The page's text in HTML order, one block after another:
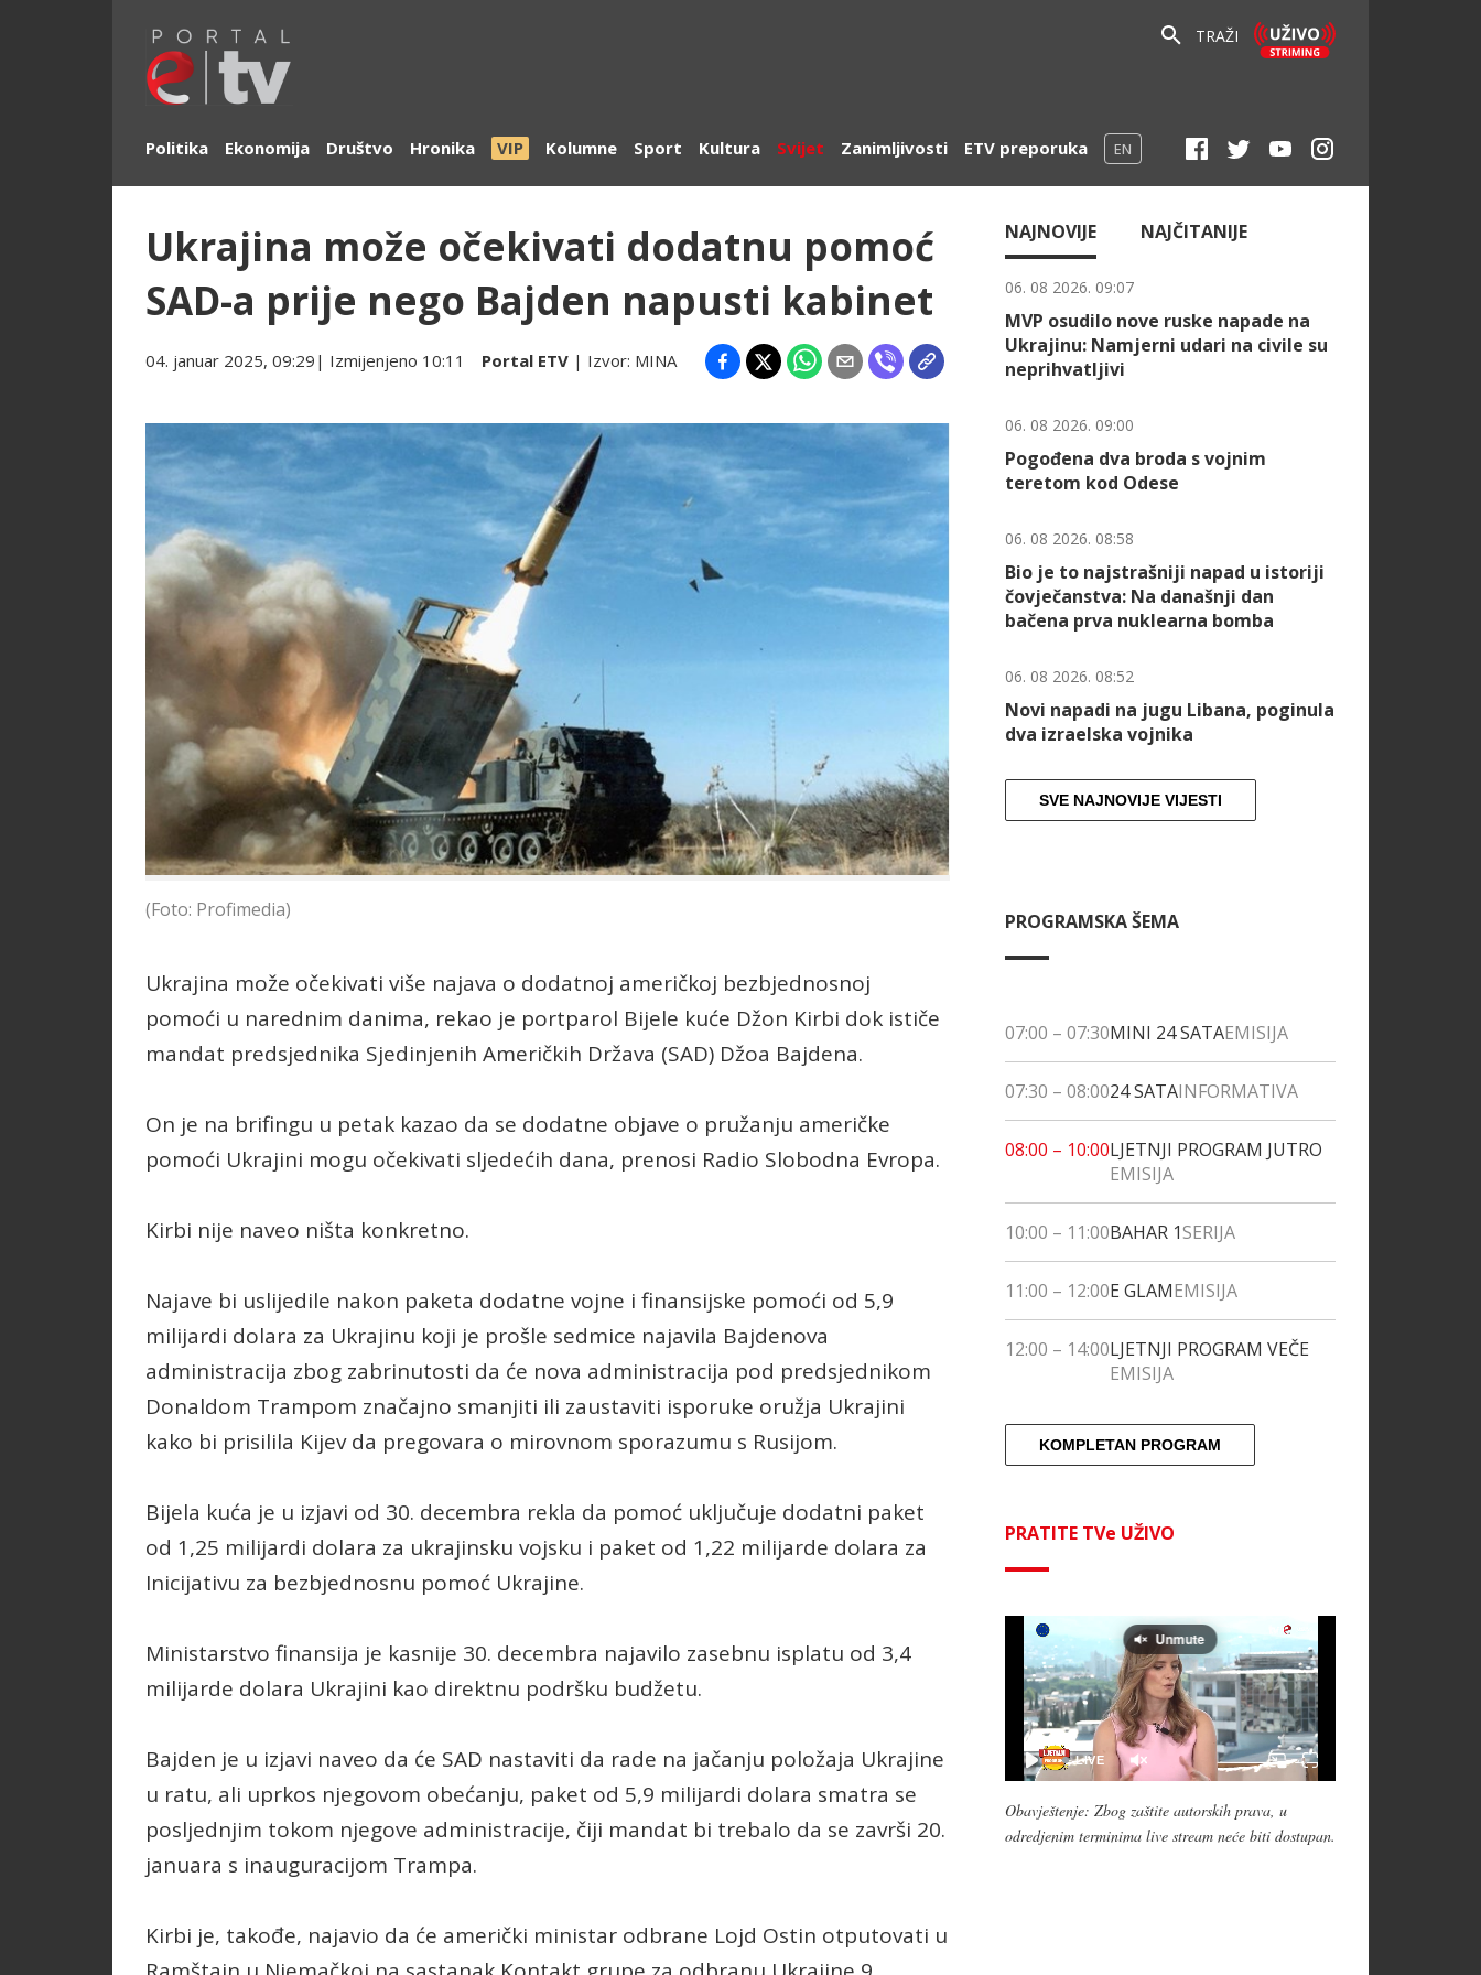
TRAŽI
Politika Ekonomija Društvo Hronika VIP Kolumne Sport Kultura Svijet Zanimljivosti ETV preporuka EN
Ukrajina može očekivati dodatnu pomoć
SAD-a prije nego Bajden napusti kabinet
04. januar 2025, 09:29 | Izmijenjeno 10:11 Portal ETV | Izvor: MINA
(Foto: Profimedia)
Ukrajina može očekivati više najava o dodatnoj američkoj bezbjednosnoj
pomoći u narednim danima, rekao je portparol Bijele kuće Džon Kirbi dok ističe
mandat predsjednika Sjedinjenih Američkih Država (SAD) Džoa Bajdena.
On je na brifingu u petak kazao da se dodatne objave o pružanju američke
pomoći Ukrajini mogu očekivati sljedećih dana, prenosi Radio Slobodna Evropa.
Kirbi nije naveo ništa konkretno.
Najave bi uslijedile nakon paketa dodatne vojne i finansijske pomoći od 5,9
milijardi dolara za Ukrajinu koji je prošle sedmice najavila Bajdenova
administracija zbog zabrinutosti da će nova administracija pod predsjednikom
Donaldom Trampom značajno smanjiti ili zaustaviti isporuke oružja Ukrajini
kako bi prisilila Kijev da pregovara o mirovnom sporazumu s Rusijom.
Bijela kuća je u izjavi od 30. decembra rekla da pomoć uključuje dodatni paket
od 1,25 milijardi dolara za ukrajinsku vojsku i paket od 1,22 milijarde dolara za
Inicijativu za bezbjednosnu pomoć Ukrajine.
Ministarstvo finansija je kasnije 30. decembra najavilo zasebnu isplatu od 3,4
milijarde dolara Ukrajini kao direktnu podršku budžetu.
Bajden je u izjavi naveo da će SAD nastaviti da rade na jačanju položaja Ukrajine
u ratu, ali uprkos njegovom obećanju, paket od 5,9 milijardi dolara smatra se
posljednjim tokom njegove administracije, čiji mandat bi trebalo da se završi 20.
januara s inauguracijom Trampa.
Kirbi je, takođe, najavio da će američki ministar odbrane Lojd Ostin otputovati u
NAJNOVIJE NAJČITANIJE
06. 08 2026. 09:07
MVP osudilo nove ruske napade na
Ukrajinu: Namjerni udari na civile su
neprihvatljivi
06. 08 2026. 09:00
Pogođena dva broda s vojnim
teretom kod Odese
06. 08 2026. 08:58
Bio je to najstrašniji napad u istoriji
čovječanstva: Na današnji dan
bačena prva nuklearna bomba
06. 08 2026. 08:52
Novi napadi na jugu Libana, poginula
dva izraelska vojnika
SVE NAJNOVIJE VIJESTI
PROGRAMSKA ŠEMA
07:00 – 07:30MINI 24 SATAEMISIJA
07:30 – 08:0024 SATAINFORMATIVA
08:00 – 10:00LJETNJI PROGRAM JUTRO
EMISIJA
10:00 – 11:00BAHAR 1SERIJA
11:00 – 12:00E GLAMEMISIJA
12:00 – 14:00LJETNJI PROGRAM VEČE
EMISIJA
KOMPLETAN PROGRAM
PRATITE TVe UŽIVO
Obavještenje: Zbog zaštite autorskih prava, u
odredjenim terminima live stream neće biti dostupan.